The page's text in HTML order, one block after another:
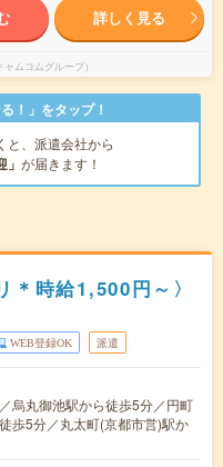
詳しく見る
ムコムグループ）
！」をタップ！
と、派遣会社から
」 が届きます！
＊時給1,500円～〉
WEB登録OK 派遣
烏丸御池駅から徒歩5分／円町
歩5分／丸太町(京都市営)駅か